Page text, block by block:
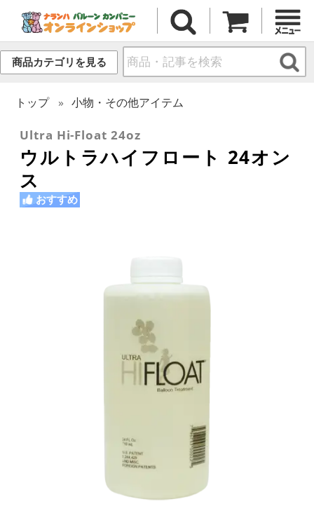
商品カテゴリを見る
トップ 小物・その他アイテム
Ultra Hi-Float 24oz
ウルトラハイフロート 24オン
ス
おすすめ